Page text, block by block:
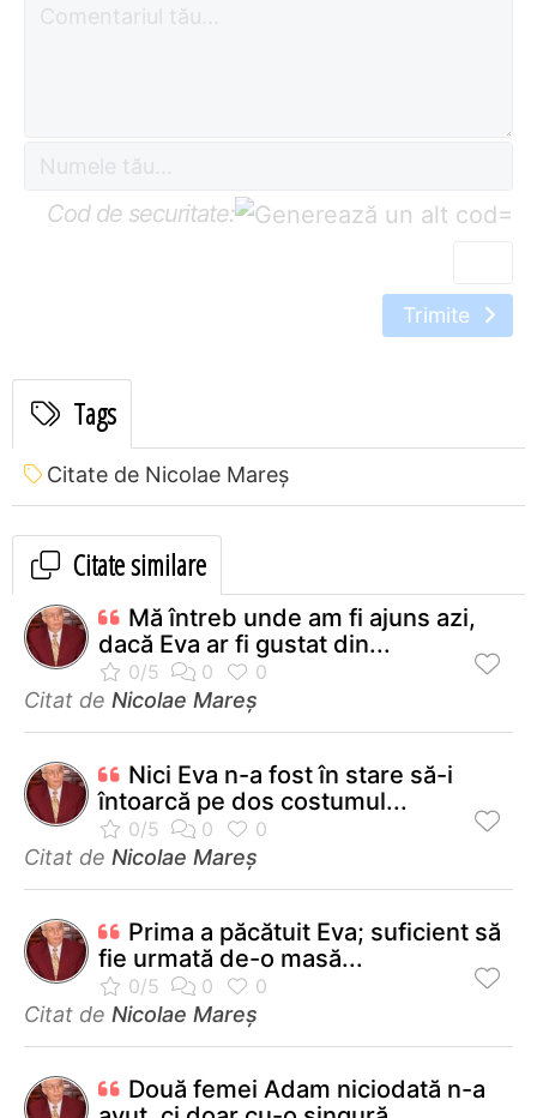
Cod de securitate: =
Trimite
Tags
Citate de Nicolae Mareș
Citate similare
Mă întreb unde am fi ajuns azi,
dacă Eva ar fi gustat din...
Citat de Nicolae Mareș
Nici Eva n-a fost în stare să-i
întoarcă pe dos costumul...
Citat de Nicolae Mareș
Prima a păcătuit Eva; suficient să
fie urmată de-o masă...
Citat de Nicolae Mareș
Două femei Adam niciodată n-a